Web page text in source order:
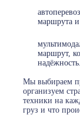
маршрута и
маршрут,
надёжность.
Мы выбираем
организуем
техники на
груз и что